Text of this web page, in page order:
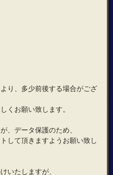
り、多少前後する場合がござ
くお願い致します。
、データ保護のため、
して頂きますようお願い致し
いたしますが、